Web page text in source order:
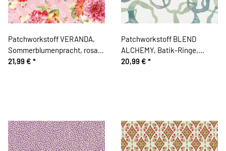
Patchworkstoff VERANDA,
Sommerblumenpracht, rosa-
rot
21,99 € *
Patchworkstoff BLEND
ALCHEMY, Batik-Ringe,
helles schilfgrün
20,99 € *